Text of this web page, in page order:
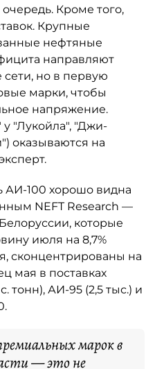
Кроме того,
Крупные
нефтяные
направляют
но в первую
марки, чтобы
напряжение.
"Лукойла", "Джи-
оказываются на
АИ-100 хорошо видна
NEFT Research —
которые
июля на 8,7%
сконцентрированы на
мая в поставках
тонн), АИ-95 (2,5 тыс.) и
марок в
— это не